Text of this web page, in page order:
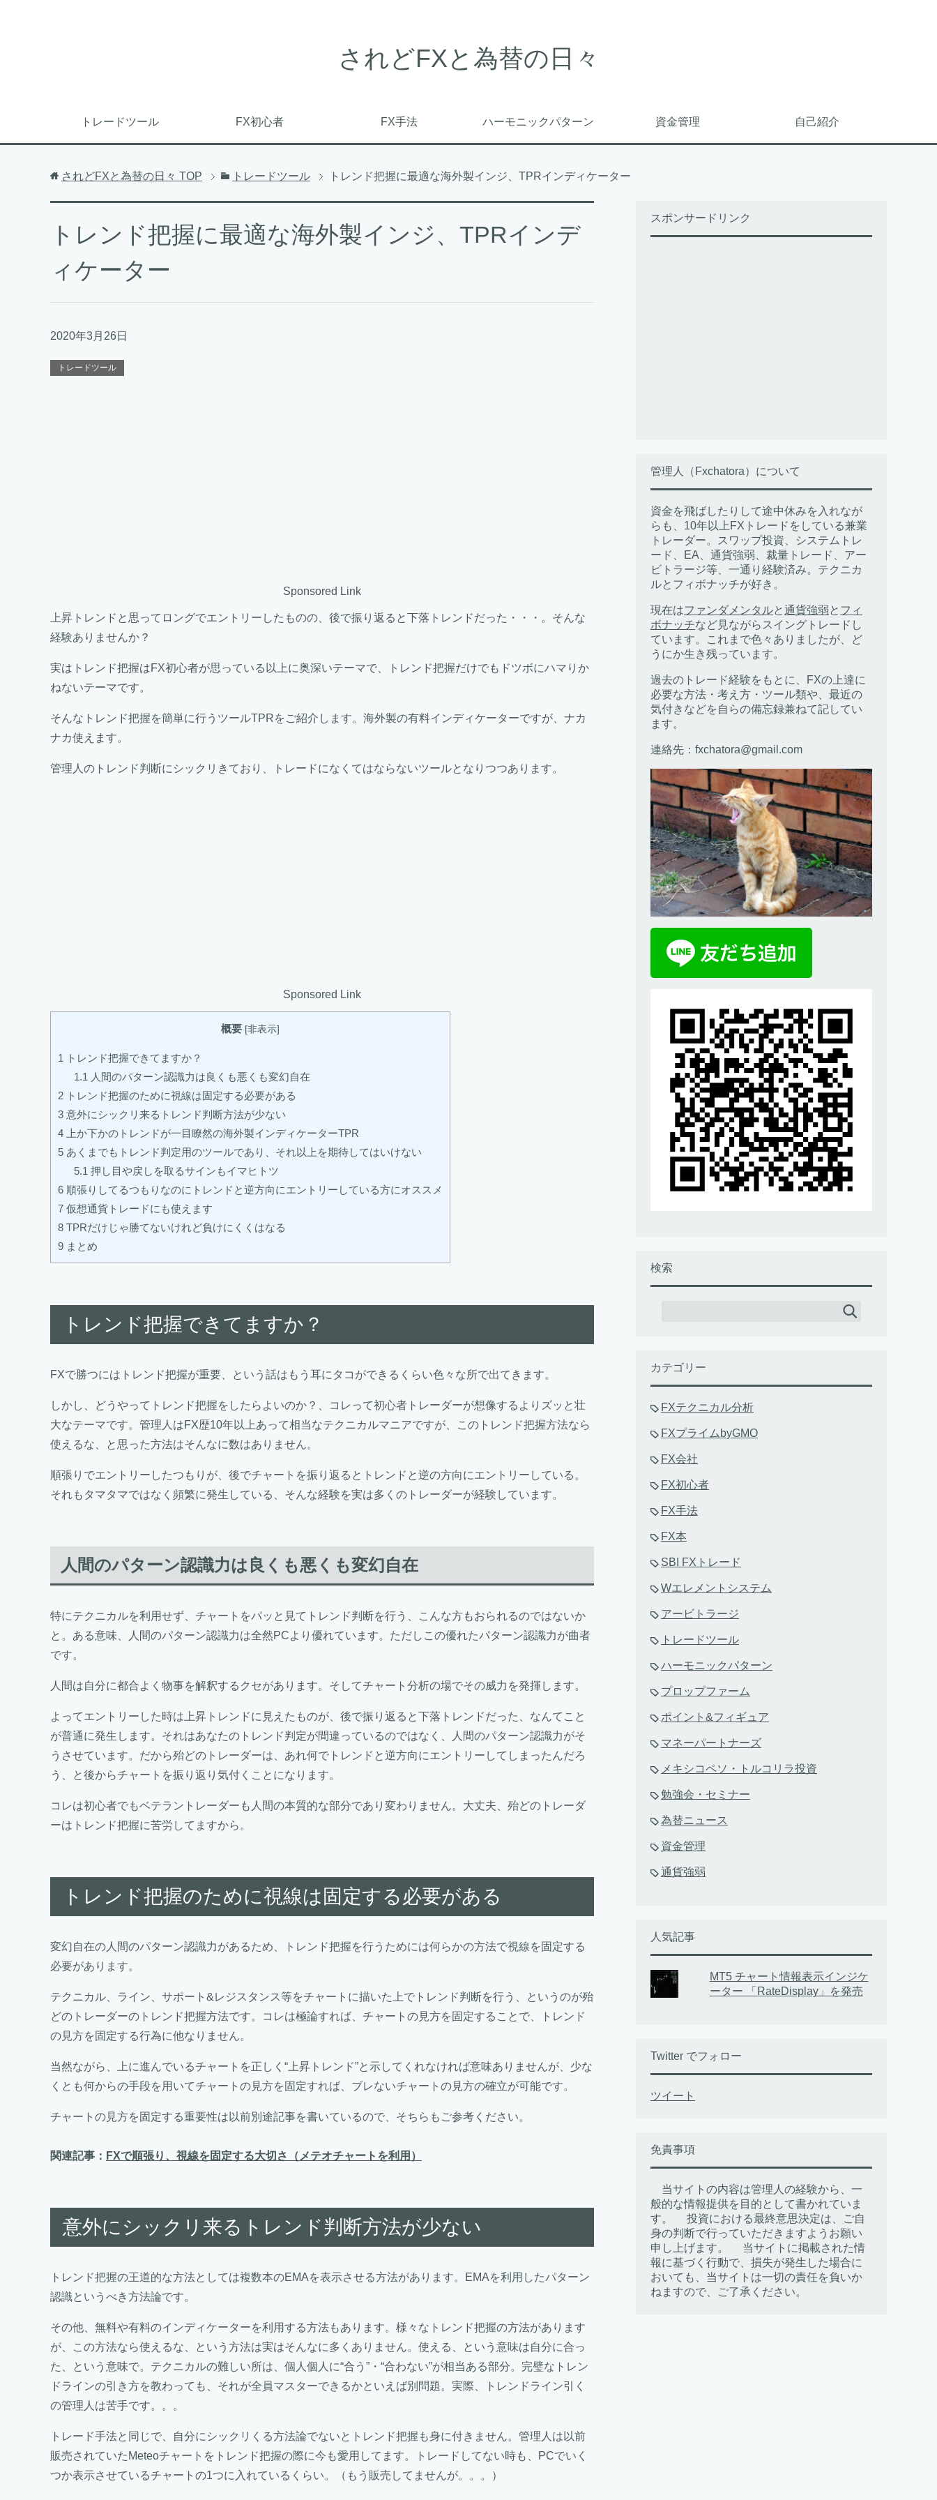
されどFXと為替の日々
トレードツール FX初心者 FX手法 ハーモニックパターン 資金管理 自己紹介
されどFXと為替の日々 TOP トレードツール トレンド把握に最適な海外製インジ、TPRインディケーター
トレンド把握に最適な海外製インジ、TPRインデ
ィケーター
2020年3月26日
トレードツール
Sponsored Link
上昇トレンドと思ってロングでエントリーしたものの、後で振り返ると下落トレンドだった・・・。そんな
経験ありませんか？
実はトレンド把握はFX初心者が思っている以上に奥深いテーマで、トレンド把握だけでもドツボにハマりか
ねないテーマです。
そんなトレンド把握を簡単に行うツールTPRをご紹介します。海外製の有料インディケーターですが、ナカ
ナカ使えます。
管理人のトレンド判断にシックリきており、トレードになくてはならないツールとなりつつあります。
Sponsored Link
概要 [非表示]
1
トレンド把握できてますか？
1.1 人間のパターン認識力は良くも悪くも変幻自在
2 トレンド把握のために視線は固定する必要がある
3 意外にシックリ来るトレンド判断方法が少ない
4 上か下かのトレンドが一目瞭然の海外製インディケーターTPR
5 あくまでもトレンド判定用のツールであり、それ以上を期待してはいけない
5.1 押し目や戻しを取るサインもイマヒトツ
6 順張りしてるつもりなのにトレンドと逆方向にエントリーしている方にオススメ
7 仮想通貨トレードにも使えます
8 TPRだけじゃ勝てないけれど負けにくくはなる
9 まとめ
トレンド把握できてますか？
FXで勝つにはトレンド把握が重要、という話はもう耳にタコができるくらい色々な所で出てきます。
しかし、どうやってトレンド把握をしたらよいのか？、コレって初心者トレーダーが想像するよりズッと壮
大なテーマです。管理人はFX歴10年以上あって相当なテクニカルマニアですが、このトレンド把握方法なら
使えるな、と思った方法はそんなに数はありません。
順張りでエントリーしたつもりが、後でチャートを振り返るとトレンドと逆の方向にエントリーしている。
それもタマタマではなく頻繁に発生している、そんな経験を実は多くのトレーダーが経験しています。
人間のパターン認識力は良くも悪くも変幻自在
特にテクニカルを利用せず、チャートをパッと見てトレンド判断を行う、こんな方もおられるのではないか
と。ある意味、人間のパターン認識力は全然PCより優れています。ただしこの優れたパターン認識力が曲者
です。
人間は自分に都合よく物事を解釈するクセがあります。そしてチャート分析の場でその威力を発揮します。
よってエントリーした時は上昇トレンドに見えたものが、後で振り返ると下落トレンドだった、なんてこと
が普通に発生します。それはあなたのトレンド判定が間違っているのではなく、人間のパターン認識力がそ
うさせています。だから殆どのトレーダーは、あれ何でトレンドと逆方向にエントリーしてしまったんだろ
う、と後からチャートを振り返り気付くことになります。
コレは初心者でもベテラントレーダーも人間の本質的な部分であり変わりません。大丈夫、殆どのトレーダ
ーはトレンド把握に苦労してますから。
トレンド把握のために視線は固定する必要がある
変幻自在の人間のパターン認識力があるため、トレンド把握を行うためには何らかの方法で視線を固定する
必要があります。
テクニカル、ライン、サポート&レジスタンス等をチャートに描いた上でトレンド判断を行う、というのが殆
どのトレーダーのトレンド把握方法です。コレは極論すれば、チャートの見方を固定することで、トレンド
の見方を固定する行為に他なりません。
当然ながら、上に進んでいるチャートを正しく“上昇トレンド”と示してくれなければ意味ありませんが、少な
くとも何からの手段を用いてチャートの見方を固定すれば、ブレないチャートの見方の確立が可能です。
チャートの見方を固定する重要性は以前別途記事を書いているので、そちらもご参考ください。
関連記事： FXで順張り、視線を固定する大切さ（メテオチャートを利用）
意外にシックリ来るトレンド判断方法が少ない
トレンド把握の王道的な方法としては複数本のEMAを表示させる方法があります。EMAを利用したパターン
認識というべき方法論です。
その他、無料や有料のインディケーターを利用する方法もあります。様々なトレンド把握の方法があります
が、この方法なら使えるな、という方法は実はそんなに多くありません。使える、という意味は自分に合っ
た、という意味で。テクニカルの難しい所は、個人個人に“合う”・“合わない”が相当ある部分。完璧なトレン
ドラインの引き方を教わっても、それが全員マスターできるかといえば別問題。実際、トレンドライン引く
の管理人は苦手です。。。
トレード手法と同じで、自分にシックリくる方法論でないとトレンド把握も身に付きません。管理人は以前
販売されていたMeteoチャートをトレンド把握の際に今も愛用してます。トレードしてない時も、PCでいく
つか表示させているチャートの1つに入れているくらい。（もう販売してませんが。。。）
スポンサードリンク
管理人（Fxchatora）について
資金を飛ばしたりして途中休みを入れなが
らも、10年以上FXトレードをしている兼業
トレーダー。スワップ投資、システムトレ
ード、EA、通貨強弱、裁量トレード、アー
ビトラージ等、一通り経験済み。テクニカ
ルとフィボナッチが好き。
現在はファンダメンタルと通貨強弱と フィ
ボナッチなど見ながらスイングトレードし
ています。これまで色々ありましたが、ど
うにか生き残っています。
過去のトレード経験をもとに、FXの上達に
必要な方法・考え方・ツール類や、最近の
気付きなどを自らの備忘録兼ねて記してい
ます。
連絡先：fxchatora@gmail.com
検索
カテゴリー
FXテクニカル分析
FXプライムbyGMO
FX会社
FX初心者
FX手法
FX本
SBI FXトレード
Wエレメントシステム
アービトラージ
トレードツール
ハーモニックパターン
プロップファーム
ポイント&フィギュア
マネーパートナーズ
メキシコペソ・トルコリラ投資
勉強会・セミナー
為替ニュース
資金管理
通貨強弱
人気記事
MT5 チャート情報表示インジケ
ーター 「RateDisplay」を発売
Twitter でフォロー
ツイート
免責事項
当サイトの内容は管理人の経験から、一
般的な情報提供を目的として書かれていま
す。 投資における最終意思決定は、ご自
身の判断で行っていただきますようお願い
申し上げます。 当サイトに掲載された情
報に基づく行動で、損失が発生した場合に
おいても、当サイトは一切の責任を負いか
ねますので、ご了承ください。